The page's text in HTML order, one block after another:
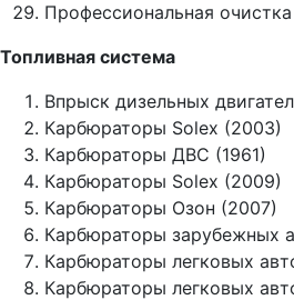
Профессиональная
Топливная система
Впрыск дизельных
Карбюраторы Solex (2003)
Карбюраторы ДВС (1961)
Карбюраторы Solex (2009)
Карбюраторы Озон (2007)
Карбюраторы зарубежных
Карбюраторы легковых
Карбюраторы легковых